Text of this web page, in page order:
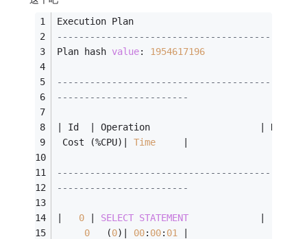
Execution Plan
Plan hash value: 1954617196
------------------------
Id Operation
Cost (%CPU) Time
------------------------
0 SELECT STATEMENT
0
   (
0) 00: 00: 01